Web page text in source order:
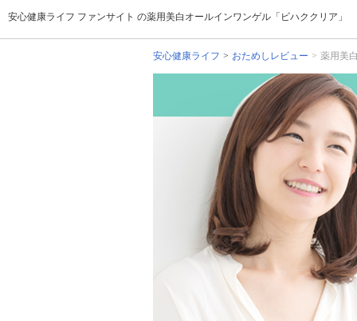
安心健康ライフ ファンサイト の薬用美白オールインワンゲル「ビハククリア」
安心健康ライフ おためしレビュー 薬用美